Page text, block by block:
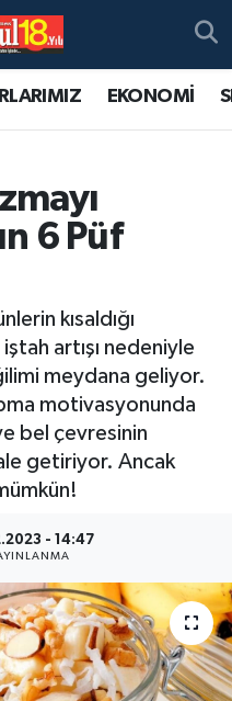
EKONOMİ
6 Püf
kısaldığı
artışı nedeniyle
meydana geliyor.
motivasyonunda
bel çevresinin
getiriyor. Ancak
- 14:47